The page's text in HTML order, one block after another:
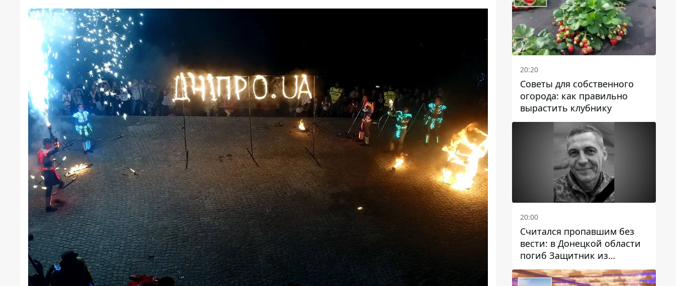
20:20
Советы для собственного
огорода: как правильно
вырастить клубнику
20:00
Считался пропавшим без
вести: в Донецкой области
погиб Защитник из
Каменского Антон
Красовский